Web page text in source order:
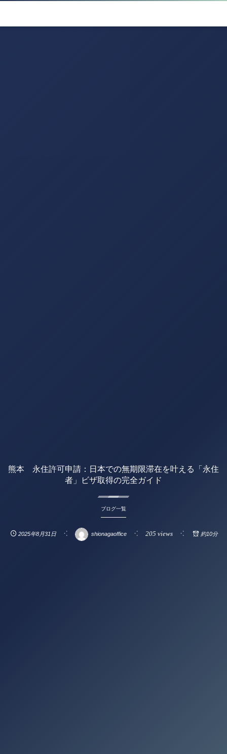
熊本 永住許可申請：日本での無期限滞在を叶える「永住
者」ビザ取得の完全ガイド
ブログ一覧
2025年8月31日 shionagaoffice 205 views 約10分